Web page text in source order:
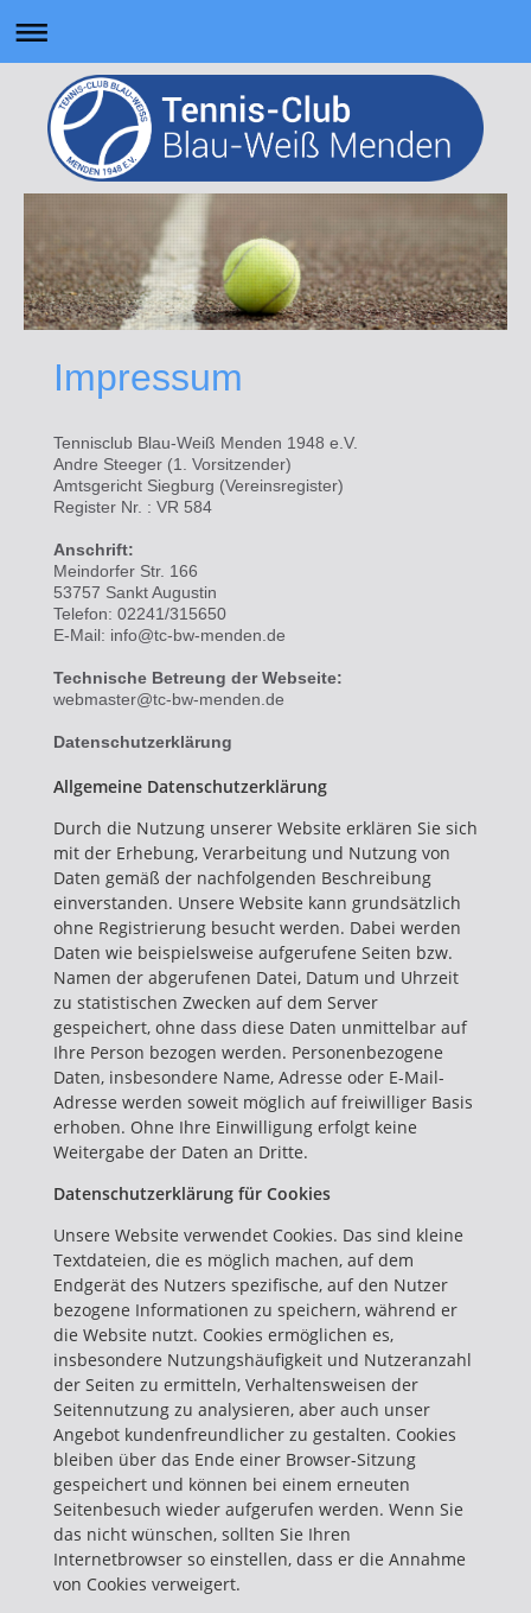
Impressum
Tennisclub Blau-Weiß Menden 1948 e.V.
Andre Steeger (1. Vorsitzender)
Amtsgericht Siegburg (Vereinsregister)
Register Nr. : VR 584
Anschrift:
Meindorfer Str. 166
53757 Sankt Augustin
Telefon: 02241/315650
E-Mail: info@tc-bw-menden.de
Technische Betreung der Webseite:
webmaster@tc-bw-menden.de
Datenschutzerklärung
Allgemeine Datenschutzerklärung
Durch die Nutzung unserer Website erklären Sie sich
mit der Erhebung, Verarbeitung und Nutzung von
Daten gemäß der nachfolgenden Beschreibung
einverstanden. Unsere Website kann grundsätzlich
ohne Registrierung besucht werden. Dabei werden
Daten wie beispielsweise aufgerufene Seiten bzw.
Namen der abgerufenen Datei, Datum und Uhrzeit
zu statistischen Zwecken auf dem Server
gespeichert, ohne dass diese Daten unmittelbar auf
Ihre Person bezogen werden. Personenbezogene
Daten, insbesondere Name, Adresse oder E-Mail-
Adresse werden soweit möglich auf freiwilliger Basis
erhoben. Ohne Ihre Einwilligung erfolgt keine
Weitergabe der Daten an Dritte.
Datenschutzerklärung für Cookies
Unsere Website verwendet Cookies. Das sind kleine
Textdateien, die es möglich machen, auf dem
Endgerät des Nutzers spezifische, auf den Nutzer
bezogene Informationen zu speichern, während er
die Website nutzt. Cookies ermöglichen es,
insbesondere Nutzungshäufigkeit und Nutzeranzahl
der Seiten zu ermitteln, Verhaltensweisen der
Seitennutzung zu analysieren, aber auch unser
Angebot kundenfreundlicher zu gestalten. Cookies
bleiben über das Ende einer Browser-Sitzung
gespeichert und können bei einem erneuten
Seitenbesuch wieder aufgerufen werden. Wenn Sie
das nicht wünschen, sollten Sie Ihren
Internetbrowser so einstellen, dass er die Annahme
von Cookies verweigert.